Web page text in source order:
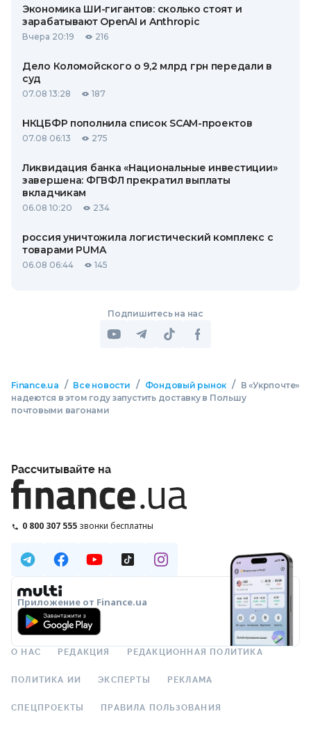
Экономика ШИ-гигантов: сколько стоят и
зарабатывают OpenAI и Anthropic
Вчера 20:19 216
Дело Коломойского о 9,2 млрд грн передали в
суд
07.08 13:28 187
НКЦБФР пополнила список SCAM-проектов
07.08 06:13 275
Ликвидация банка «Национальные инвестиции»
завершена: ФГВФЛ прекратил выплаты
вкладчикам
06.08 10:20 234
россия уничтожила логистический комплекс с
товарами PUMA
06.08 06:44 145
Подпишитесь на нас
Finance.ua / Все новости / Фондовый рынок /
В «Укрпочте»
надеются в этом году запустить доставку в Польшу
почтовыми вагонами
Рассчитывайте на
0 800 307 555 звонки бесплатны
Приложение от Finance.ua
О НАС РЕДАКЦИЯ РЕДАКЦИОННАЯ ПОЛИТИКА
ПОЛИТИКА ИИ ЭКСПЕРТЫ РЕКЛАМА
СПЕЦПРОЕКТЫ ПРАВИЛА ПОЛЬЗОВАНИЯ